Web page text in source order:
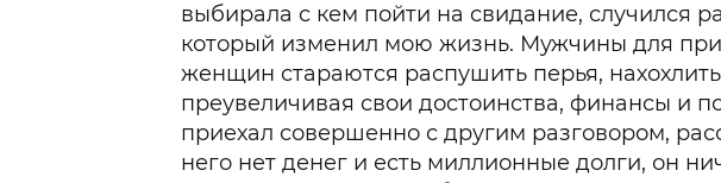
выбирала с кем пойти на свидание, случился
который изменил мою жизнь. Мужчины для
женщин стараются распушить перья,
преувеличивая свои достоинства, финансы и
приехал совершенно с другим разговором,
него нет денег и есть миллионные долги, он